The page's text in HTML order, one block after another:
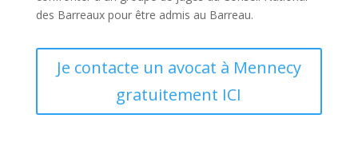
des Barreaux pour être admis au Barreau.
Je contacte un avocat à Mennecy
gratuitement ICI